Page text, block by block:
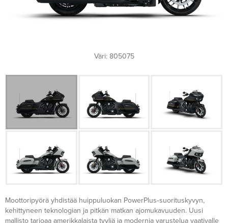
Väri: 805075
Moottoripyörä yhdistää huippuluokan PowerPlus‑suorituskyvyn,
kehittyneen teknologian ja pitkän matkan ajomukavuuden. Uusi
mallisto tarjoaa amerikkalaista tyyliä ja modernia varustelua vaativalle